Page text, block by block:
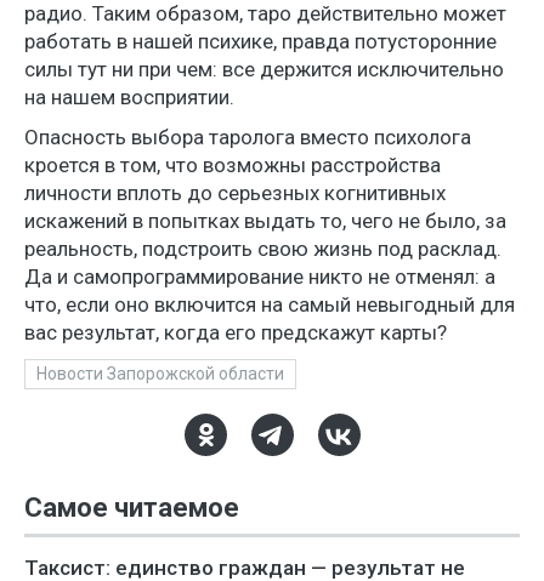
радио. Таким образом, таро действительно может
работать в нашей психике, правда потусторонние
силы тут ни при чем: все держится исключительно
на нашем восприятии.
Опасность выбора таролога вместо психолога
кроется в том, что возможны расстройства
личности вплоть до серьезных когнитивных
искажений в попытках выдать то, чего не было, за
реальность, подстроить свою жизнь под расклад.
Да и самопрограммирование никто не отменял: а
что, если оно включится на самый невыгодный для
вас результат, когда его предскажут карты?
Новости Запорожской области
Самое читаемое
Таксист: единство граждан — результат не